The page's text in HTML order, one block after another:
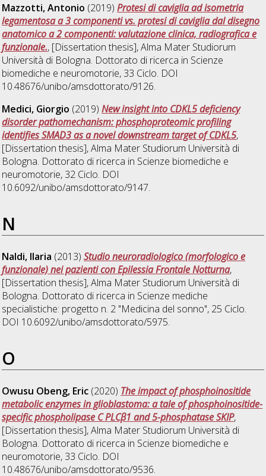
Mazzotti, Antonio (2019)Protesi di caviglia ad isometria
legamentosa a 3 componenti vs. protesi di caviglia dal disegno
anatomico a 2 componenti: valutazione clinica, radiografica e
funzionale., [Dissertation thesis], Alma Mater Studiorum
Università di Bologna. Dottorato di ricerca in Scienze
biomediche e neuromotorie, 33 Ciclo. DOI
10.48676/unibo/amsdottorato/9126.
Medici, Giorgio (2019)New insight into CDKL5 deficiency
disorder pathomechanism: phosphoproteomic profiling
identifies SMAD3 as a novel downstream target of CDKL5,
[Dissertation thesis], Alma Mater Studiorum Università di
Bologna. Dottorato di ricerca in Scienze biomediche e
neuromotorie, 32 Ciclo. DOI
10.6092/unibo/amsdottorato/9147.
N
Naldi, Ilaria (2013)Studio neuroradiologico (morfologico e
funzionale) nei pazienti con Epilessia Frontale Notturna,
[Dissertation thesis], Alma Mater Studiorum Università di
Bologna. Dottorato di ricerca in Scienze mediche
specialistiche: progetto n. 2 "Medicina del sonno", 25 Ciclo.
DOI 10.6092/unibo/amsdottorato/5975.
O
Owusu Obeng, Eric (2020) The impact of phosphoinositide
metabolic enzymes in glioblastoma: a tale of phosphoinositide-
specific phospholipase C PLCβ1 and 5-phosphatase SKIP,
[Dissertation thesis], Alma Mater Studiorum Università di
Bologna. Dottorato di ricerca in Scienze biomediche e
neuromotorie, 33 Ciclo. DOI
10.48676/unibo/amsdottorato/9536.